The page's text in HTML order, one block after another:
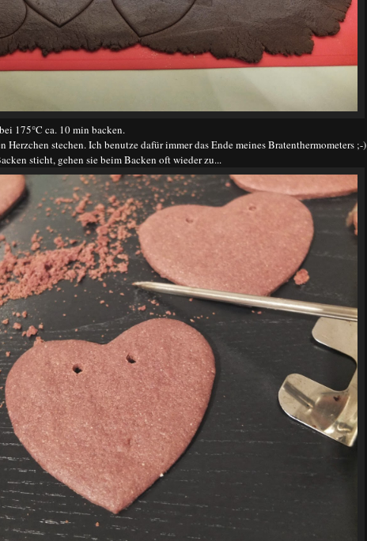
175°C ca. 10 min backen.
Herzchen stechen. Ich benutze dafür immer das Ende meines Bratenthermometers ;-)
sticht, gehen sie beim Backen oft wieder zu...